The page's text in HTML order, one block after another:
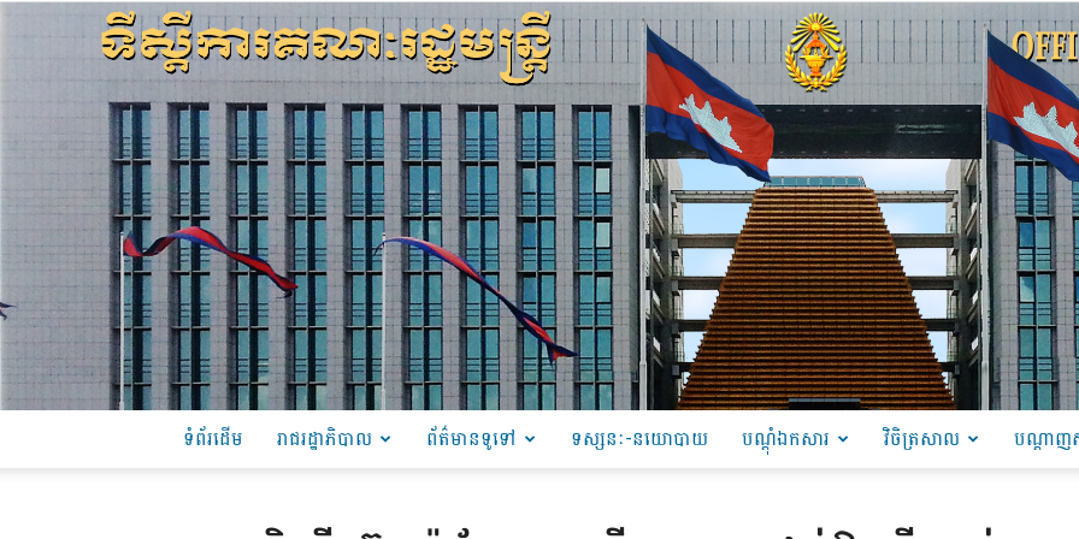
ទំព័រដើម រាជរដ្ឋាភិបាល ព័ត៌មានទូទៅ ទស្សនៈ-នយោបាយ បណ្ដុំឯកសារ វិចិត្រសាល បណ្តាញ